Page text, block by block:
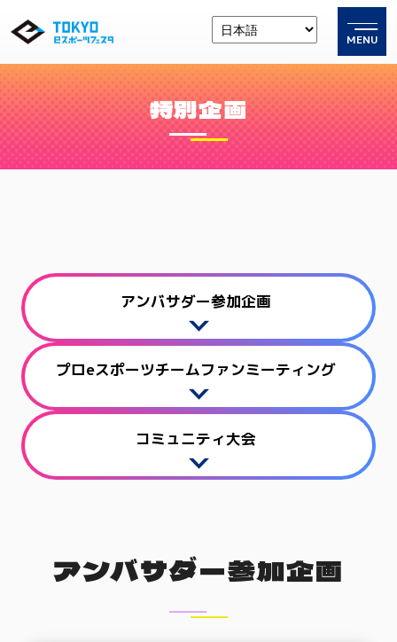
MENU
特別企画
アンバサダー参加企画
プロeスポーツチームファンミーティング
コミュニティ大会
アンバサダー参加企画